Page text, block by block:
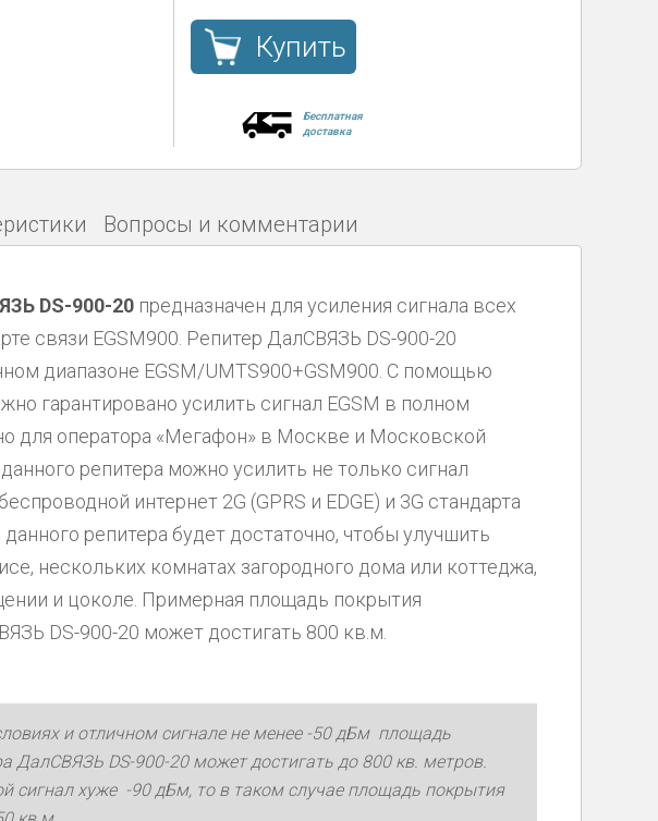
Купить
Бесплатная
доставка
Вопросы и комментарии
DS-900-20 предназначен для усиления сигнала всех
связи EGSM900. Репитер ДалСВЯЗЬ DS-900-20
диапазоне EGSM/UMTS900+GSM900. С помощью
гарантировано усилить сигнал EGSM в полном
для оператора «Мегафон» в Москве и Московской
репитера можно усилить не только сигнал
интернет 2G (GPRS и EDGE) и 3G стандарта
репитера будет достаточно, чтобы улучшить
нескольких комнатах загородного дома или коттеджа,
и цоколе. Примерная площадь покрытия
DS-900-20 может достигать 800 кв.м.
и отличном сигнале не менее -50 дБм площадь
ДалСВЯЗЬ DS-900-20 может достигать до 800 кв. метров.
сигнал хуже -90 дБм, то в таком случае площадь покрытия